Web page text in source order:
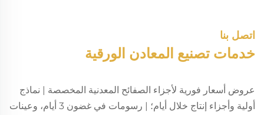
اتصل بنا
خدمات تصنيع المعادن الورقية
عروض أسعار فورية لأجزاء الصفائح المعدنية المخصصة | نماذج
أولية وأجزاء إنتاج خلال أيام؛ | رسومات في غضون 3 أيام، وعينات